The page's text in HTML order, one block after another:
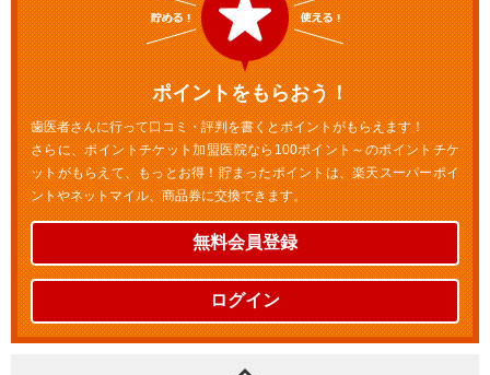
ポイントをもらおう！
歯医者さんに行って口コミ・評判を書くとポイントがもらえます！
さらに、ポイントチケット加盟医院なら100ポイント～のポイントチケ
ットがもらえて、もっとお得！貯まったポイントは、楽天スーパーポイ
ントやネットマイル、商品券に交換できます。
無料会員登録
ログイン